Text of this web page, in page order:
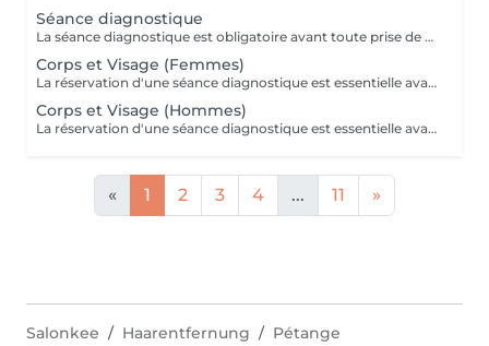
Séance diagnostique
La séance diagnostique est obligatoire avant toute prise de rendez-vous concernant le laser. Elle définira si vous êtes éligible à réaliser des séances de laser.
Corps et Visage (Femmes)
La réservation d'une séance diagnostique est essentielle avant toute prise de rendez-vous pour le laser.
Corps et Visage (Hommes)
La réservation d'une séance diagnostique est essentielle avant toute prise de rendez-vous pour le laser.
« 1 2 3 4 ... 11 »
Salonkee Haarentfernung Pétange